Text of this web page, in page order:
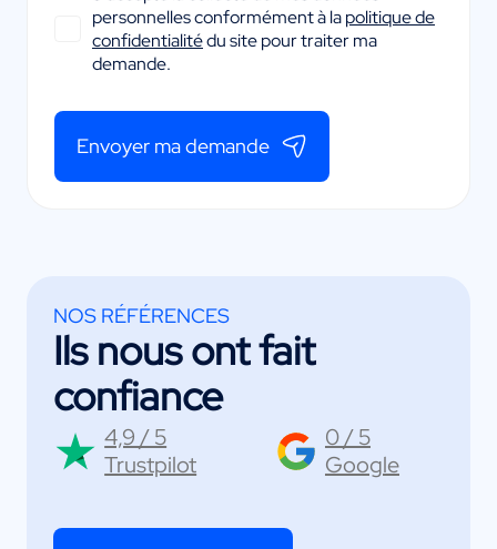
personnelles conformément à lapolitique de
confidentialitédu site pour traiter ma
demande.
Envoyer ma demande
NOS RÉFÉRENCES
Ils nous ont fait
confiance
4,9 / 5
Trustpilot
0 / 5
Google